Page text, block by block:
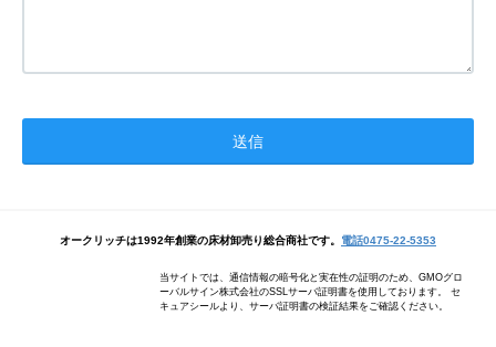
オークリッチは1992年創業の床材卸売り総合商社です。 電話0475-22-5353
当サイトでは、通信情報の暗号化と実在性の証明のため、GMOグロ
ーバルサイン株式会社のSSLサーバ証明書を使用しております。 セ
キュアシールより、サーバ証明書の検証結果をご確認ください。